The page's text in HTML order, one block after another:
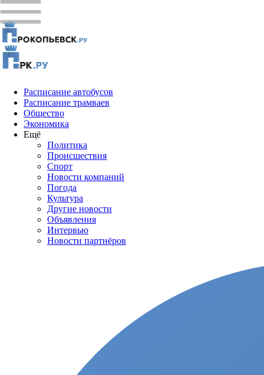
Расписание автобусов
Расписание трамваев
Общество
Экономика
Ещё
Политика
Проиcшествия
Спорт
Новости компаний
Погода
Культура
Другие новости
Объявления
Интервью
Новости партнёров